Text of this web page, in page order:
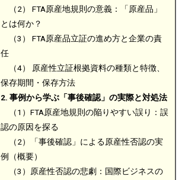
（2） FTA原産地規則の意義：「原産品」
とは何か？
（3） FTA原産品立証の進め方と企業の責
任
（4） 原産性立証根拠資料の種類と特徴、
保存期間・保存方法
2. 事例から学ぶ「事後確認」の実際と対処法
（1）FTA原産地規則の陥りやすい誤り：誤
認の原因を探る
（2）「事後確認」による原産性否認の実
例（概要）
（3）原産性否認の悲劇：国際ビジネスの